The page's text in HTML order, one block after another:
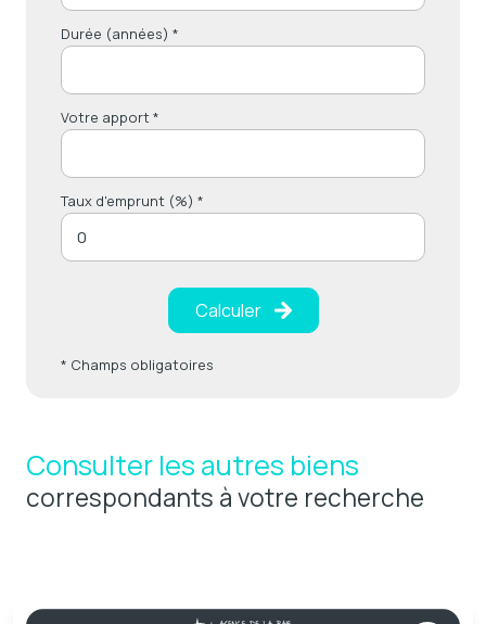
Durée (années) *
Votre apport *
Taux d'emprunt (%) *
Calculer
* Champs obligatoires
Consulter les autres biens
correspondants à votre recherche